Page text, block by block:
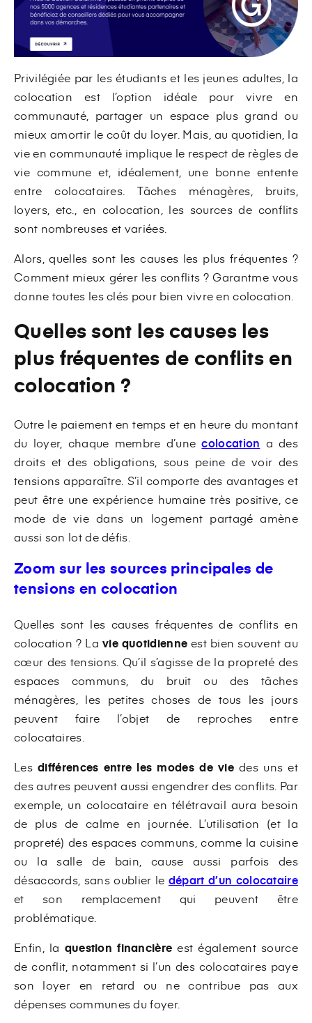
Privilégiée par les étudiants et les jeunes adultes, la
colocation est l’option idéale pour vivre en
communauté, partager un espace plus grand ou
mieux amortir le coût du loyer. Mais, au quotidien, la
vie en communauté implique le respect de règles de
vie commune et, idéalement, une bonne entente
entre colocataires. Tâches ménagères, bruits,
loyers, etc., en colocation, les sources de conflits
sont nombreuses et variées.
Alors, quelles sont les causes les plus fréquentes ?
Comment mieux gérer les conflits ? Garantme vous
donne toutes les clés pour bien vivre en colocation.
Quelles sont les causes les
plus fréquentes de conflits en
colocation ?
Outre le paiement en temps et en heure du montant
du loyer, chaque membre d’unecolocation a des
droits et des obligations, sous peine de voir des
tensions apparaître. S’il comporte des avantages et
peut être une expérience humaine très positive, ce
mode de vie dans un logement partagé amène
aussi son lot de défis.
Zoom sur les sources principales de
tensions en colocation
Quelles sont les causes fréquentes de conflits en
colocation ? La vie quotidienne est bien souvent au
cœur des tensions. Qu’il s’agisse de la propreté des
espaces communs, du bruit ou des tâches
ménagères, les petites choses de tous les jours
peuvent faire l’objet de reproches entre
colocataires.
Lesdifférences entre les modes de viedes uns et
des autres peuvent aussi engendrer des conflits. Par
exemple, un colocataire en télétravail aura besoin
de plus de calme en journée. L’utilisation (et la
propreté) des espaces communs, comme la cuisine
ou la salle de bain, cause aussi parfois des
désaccords, sans oublier le départ d’un colocataire
et son remplacement qui peuvent être
problématique.
Enfin, la question financière est également source
de conflit, notamment si l’un des colocataires paye
son loyer en retard ou ne contribue pas aux
dépenses communes du foyer.